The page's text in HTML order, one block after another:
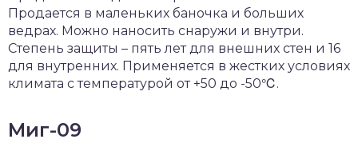
Продается в маленьких баночка и больших
ведрах. Можно наносить снаружи и внутри.
Степень защиты – пять лет для внешних стен и 16
для внутренних. Применяется в жестких условиях
климата с температурой от +50 до -50℃.
Миг-09